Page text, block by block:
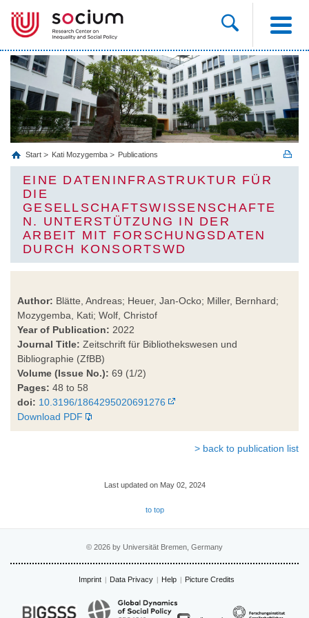
Start Kati Mozygemba Publications
EINE DATENINFRASTRUKTUR FÜR
DIE
GESELLSCHAFTSWISSENSCHAFTE
N. UNTERSTÜTZUNG IN DER
ARBEIT MIT FORSCHUNGSDATEN
DURCH KONSORTSWD
Author: Blätte, Andreas; Heuer, Jan-Ocko; Miller, Bernhard;
Mozygemba, Kati; Wolf, Christof
Year of Publication: 2022
Journal Title: Zeitschrift für Bibliothekswesen und
Bibliographie (ZfBB)
Volume (Issue No.): 69 (1/2)
Pages: 48 to 58
doi: 10.3196/1864295020691276
Download PDF
> back to publication list
Last updated on May 02, 2024
to top
© 2026 by Universität Bremen, Germany
Imprint Data Privacy Help Picture Credits